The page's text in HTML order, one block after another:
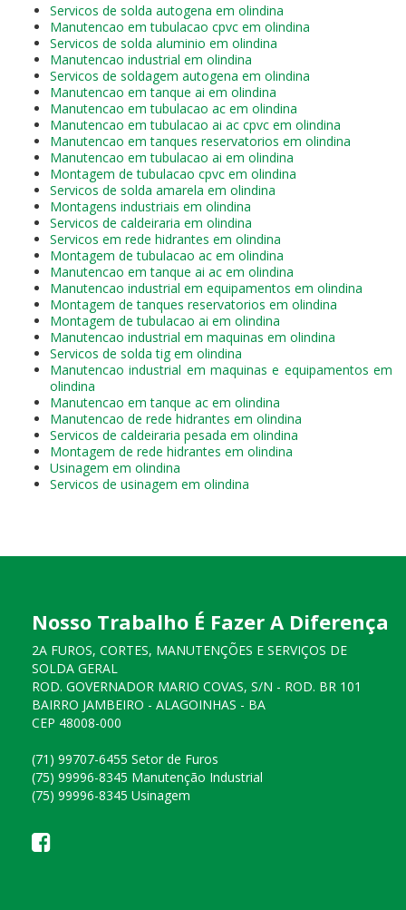
Servicos de solda autogena em olindina
Manutencao em tubulacao cpvc em olindina
Servicos de solda aluminio em olindina
Manutencao industrial em olindina
Servicos de soldagem autogena em olindina
Manutencao em tanque ai em olindina
Manutencao em tubulacao ac em olindina
Manutencao em tubulacao ai ac cpvc em olindina
Manutencao em tanques reservatorios em olindina
Manutencao em tubulacao ai em olindina
Montagem de tubulacao cpvc em olindina
Servicos de solda amarela em olindina
Montagens industriais em olindina
Servicos de caldeiraria em olindina
Servicos em rede hidrantes em olindina
Montagem de tubulacao ac em olindina
Manutencao em tanque ai ac em olindina
Manutencao industrial em equipamentos em olindina
Montagem de tanques reservatorios em olindina
Montagem de tubulacao ai em olindina
Manutencao industrial em maquinas em olindina
Servicos de solda tig em olindina
Manutencao industrial em maquinas e equipamentos em
olindina
Manutencao em tanque ac em olindina
Manutencao de rede hidrantes em olindina
Servicos de caldeiraria pesada em olindina
Montagem de rede hidrantes em olindina
Usinagem em olindina
Servicos de usinagem em olindina
Nosso Trabalho É Fazer A Diferença
2A FUROS, CORTES, MANUTENÇÕES E SERVIÇOS DE
SOLDA GERAL
ROD. GOVERNADOR MARIO COVAS, S/N - ROD. BR 101
BAIRRO JAMBEIRO - ALAGOINHAS - BA
CEP 48008-000
(71) 99707-6455 Setor de Furos
(75) 99996-8345 Manutenção Industrial
(75) 99996-8345 Usinagem